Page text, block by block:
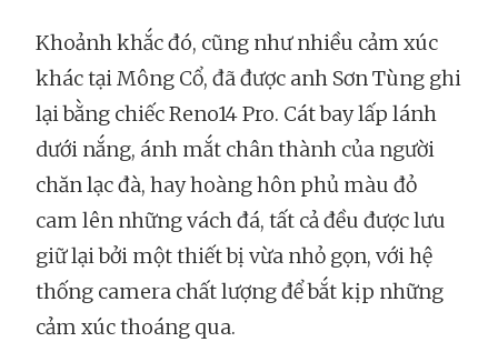
Khoảnh khắc đó, cũng như nhiều cảm xúc
khác tại Mông Cổ, đã được anh Sơn Tùng ghi
lại bằng chiếc Reno14 Pro. Cát bay lấp lánh
dưới nắng, ánh mắt chân thành của người
chăn lạc đà, hay hoàng hôn phủ màu đỏ
cam lên những vách đá, tất cả đều được lưu
giữ lại bởi một thiết bị vừa nhỏ gọn, với hệ
thống camera chất lượng để bắt kịp những
cảm xúc thoáng qua.